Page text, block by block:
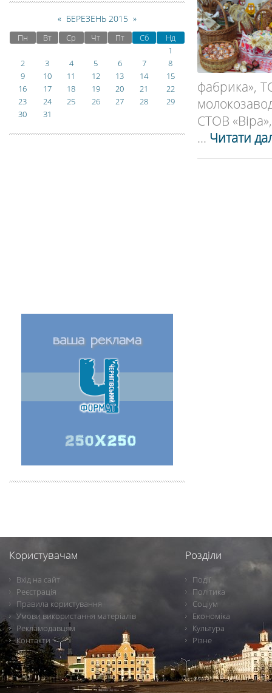
фабрика»,
СТОВ
... Читати
« БЕРЕЗЕНЬ 2015 »
Пн Вт Ср Чт Пт Сб
Нд
1
2
3 4 5 6 7
8
9
10 11 12 13 14
15
16
17 18 19 20 21
22
23
24 25 26 27 28
29
30
31
Користувачам
Вхід на сайт
Реєстрація
Правила користування
Умови використання матеріалів
Рекламодавцям
Контакти
Розділи
Події
Політика
Соціум
Економіка
Культура
Різне